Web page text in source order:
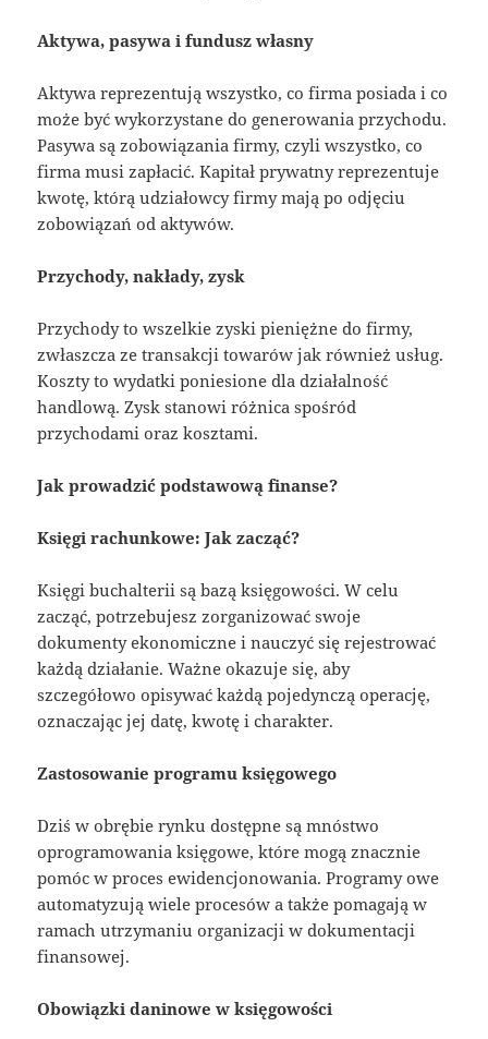
Aktywa, pasywa i fundusz własny
Aktywa reprezentują wszystko, co firma posiada i co
może być wykorzystane do generowania przychodu.
Pasywa są zobowiązania firmy, czyli wszystko, co
firma musi zapłacić. Kapitał prywatny reprezentuje
kwotę, którą udziałowcy firmy mają po odjęciu
zobowiązań od aktywów.
Przychody, nakłady, zysk
Przychody to wszelkie zyski pieniężne do firmy,
zwłaszcza ze transakcji towarów jak również usług.
Koszty to wydatki poniesione dla działalność
handlową. Zysk stanowi różnica spośród
przychodami oraz kosztami.
Jak prowadzić podstawową finanse?
Księgi rachunkowe: Jak zacząć?
Księgi buchalterii są bazą księgowości. W celu
zacząć, potrzebujesz zorganizować swoje
dokumenty ekonomiczne i nauczyć się rejestrować
każdą działanie. Ważne okazuje się, aby
szczegółowo opisywać każdą pojedynczą operację,
oznaczając jej datę, kwotę i charakter.
Zastosowanie programu księgowego
Dziś w obrębie rynku dostępne są mnóstwo
oprogramowania księgowe, które mogą znacznie
pomóc w proces ewidencjonowania. Programy owe
automatyzują wiele procesów a także pomagają w
ramach utrzymaniu organizacji w dokumentacji
finansowej.
Obowiązki daninowe w księgowości